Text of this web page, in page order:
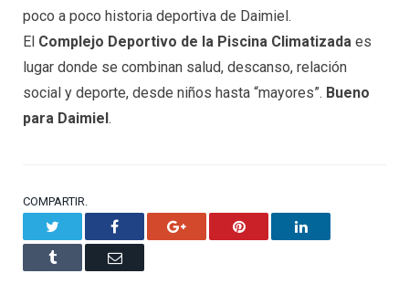
poco a poco historia deportiva de Daimiel.
El Complejo Deportivo de la Piscina Climatizada es
lugar donde se combinan salud, descanso, relación
social y deporte, desde niños hasta “mayores”. Bueno
para Daimiel.
COMPARTIR.
Facebook Google+ Pinterest LinkedIn
Tumblr Email